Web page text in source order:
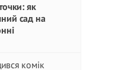
як
сад на